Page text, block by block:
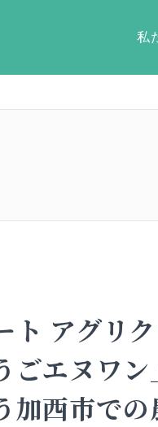
私
アグリ
ごエヌワ
加西市で